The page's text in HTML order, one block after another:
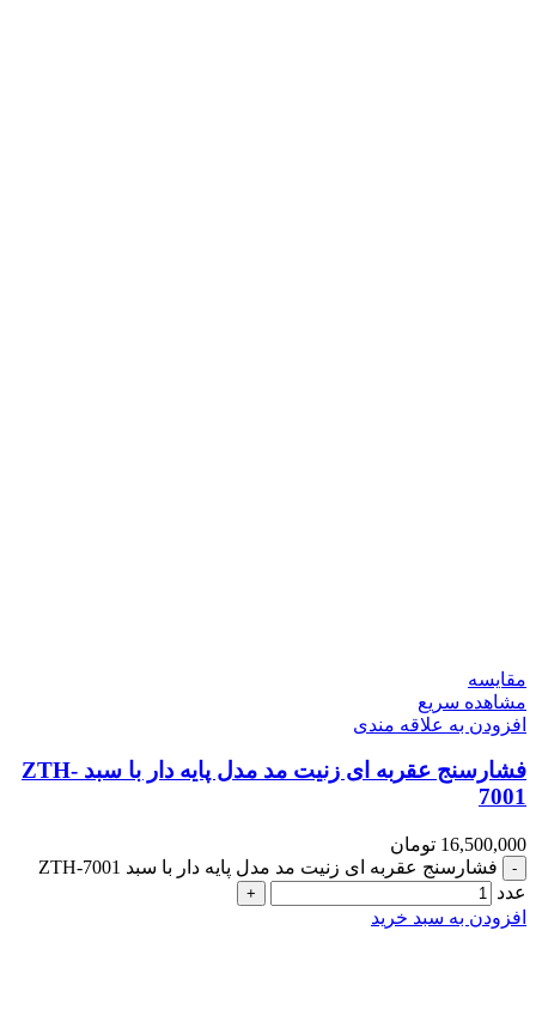
مقایسه
مشاهده سریع
افزودن به علاقه مندی
فشارسنج عقربه ای زنیت مد مدل پایه دار با سبد ZTH-
7001
16,500,000 تومان
فشارسنج عقربه ای زنیت مد مدل پایه دار با سبد ZTH-7001
عدد
افزودن به سبد خرید